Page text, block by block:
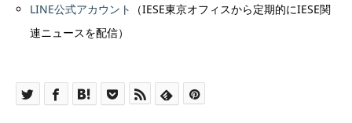
LINE公式アカウント
（IESE東京オフィスから定期的にIESE関
連ニュースを配信）